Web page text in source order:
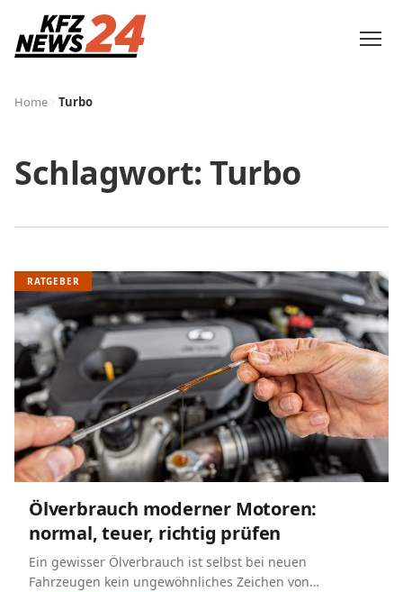
Home Turbo
Schlagwort:Turbo
RATGEBER
Ölverbrauch moderner Motoren:
normal, teuer, richtig prüfen
Ein gewisser Ölverbrauch ist selbst bei neuen
Fahrzeugen kein ungewöhnliches Zeichen von